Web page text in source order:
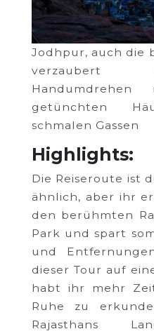
Jodhpur, auch die
verzaubert
getünchten
schmalen Gassen
Highlights:
Die Reiseroute ist
ähnlich, aber ihr
den berühmten
Park und spart
und
dieser Tour auf
habt ihr mehr
Ruhe zu
Rajasthans